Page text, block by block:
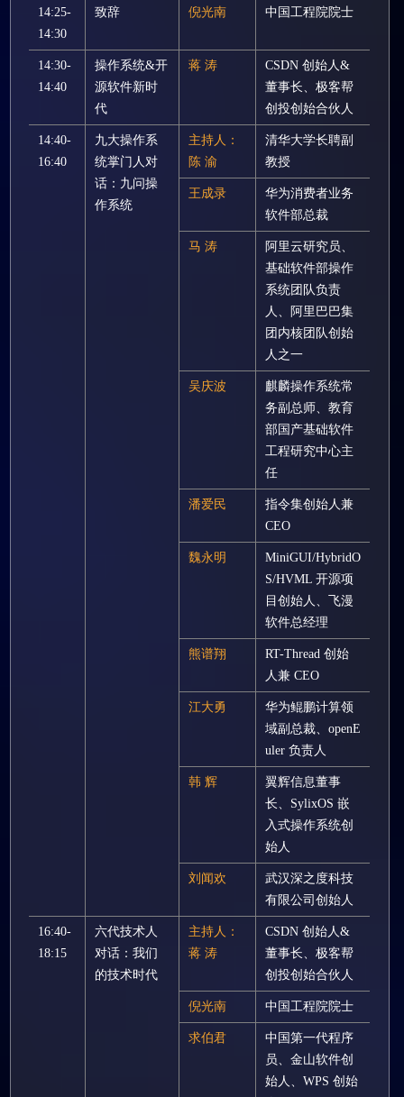
14:25-
14:30
致辞 倪光南 中国工程院院士
14:30-
14:40
操作系统&开
源软件新时
代
蒋 涛
CSDN 创始人&
董事长、极客帮
创投创始合伙人
14:40-
16:40
九大操作系
统掌门人对
话：九问操
作系统
主持人：
陈 渝
清华大学长聘副
教授
王成录
华为消费者业务
软件部总裁
马 涛
阿里云研究员、
基础软件部操作
系统团队负责
人、阿里巴巴集
团内核团队创始
人之一
吴庆波
麒麟操作系统常
务副总师、教育
部国产基础软件
工程研究中心主
任
潘爱民
指令集创始人兼
CEO
魏永明
MiniGUI/HybridO
S/HVML 开源项
目创始人、飞漫
软件总经理
熊谱翔
RT-Thread 创始
人兼 CEO
江大勇
华为鲲鹏计算领
域副总裁、openE
uler 负责人
韩 辉
翼辉信息董事
长、SylixOS 嵌
入式操作系统创
始人
刘闻欢
武汉深之度科技
有限公司创始人
16:40-
18:15
六代技术人
对话：我们
的技术时代
主持人：
蒋 涛
CSDN 创始人&
董事长、极客帮
创投创始合伙人
倪光南 中国工程院院士
求伯君
中国第一代程序
员、金山软件创
始人、WPS 创始